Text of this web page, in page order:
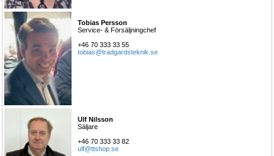
Tobias Persson
Service- & Försäljningchef
+46 70 333 33 55
tobias@tradgardsteknik.se
Ulf Nilsson
Säljare
+46 70 333 33 82
ulf@ttshop.se